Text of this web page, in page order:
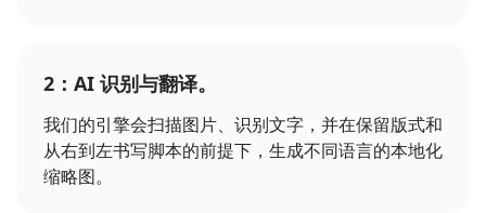
2：AI 识别与翻译。
我们的引擎会扫描图片、识别文字，并在保留版式和
从右到左书写脚本的前提下，生成不同语言的本地化
缩略图。